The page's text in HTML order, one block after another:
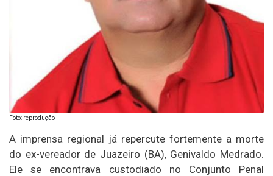
Foto: reprodução
A imprensa regional já repercute fortemente a morte
do ex-vereador de Juazeiro (BA), Genivaldo Medrado.
Ele se encontrava custodiado no Conjunto Penal